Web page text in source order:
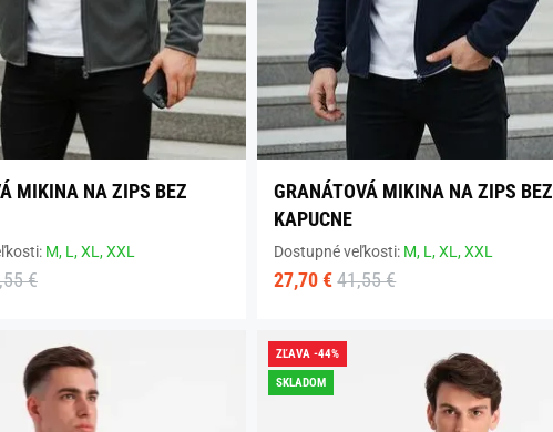
MIKINA NA ZIPS BEZ
M, L,XL,XXL
€
GRANÁTOVÁ MIKINA NA ZIPS BEZ
KAPUCNE
Dostupné veľkosti: M, L,XL,XXL
27,70 € 41,55 €
ZĽAVA -44%
SKLADOM